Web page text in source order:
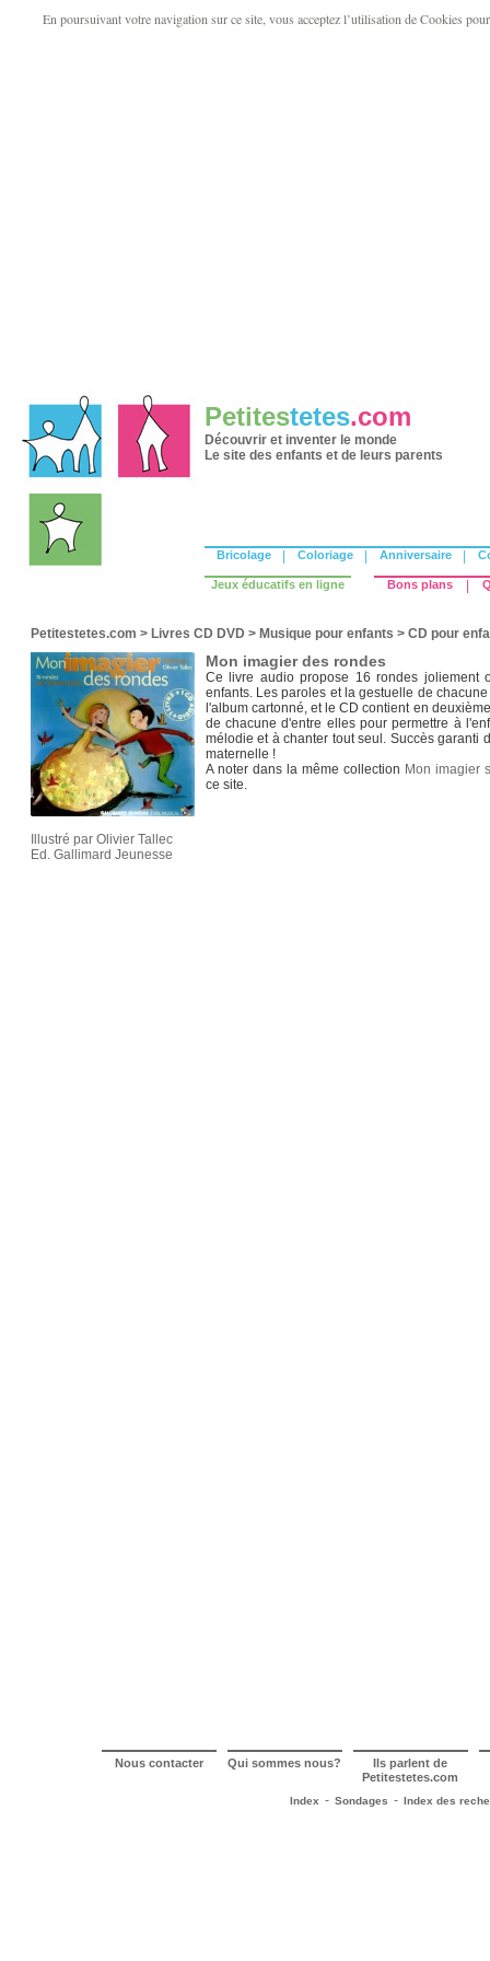
En poursuivant votre navigation sur ce site, vous acceptez l’utilisation de Cookies
Petitestetes.com
Découvrir et inventer le monde
Le site des enfants et de leurs parents
Bricolage Coloriage Anniversaire
Jeux éducatifs en ligne Bons plans
Petitestetes.com > Livres CD DVD > Musique pour enfants > CD pour
Illustré par Olivier Tallec
Ed. Gallimard Jeunesse
Mon imagier des rondes
Ce livre audio propose 16 rondes joliement
enfants. Les paroles et la gestuelle de
l'album cartonné, et le CD contient en
de chacune d'entre elles pour permettre à
mélodie et à chanter tout seul. Succès garanti
maternelle !
A noter dans la même collection Mon imagier
ce site.
Nous contacter Qui sommes nous? Ils parlent de
Petitestetes.com
Index - Sondages - Index des